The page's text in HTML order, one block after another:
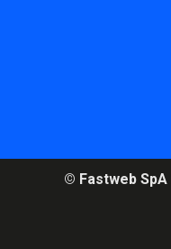
© Fastweb SpA